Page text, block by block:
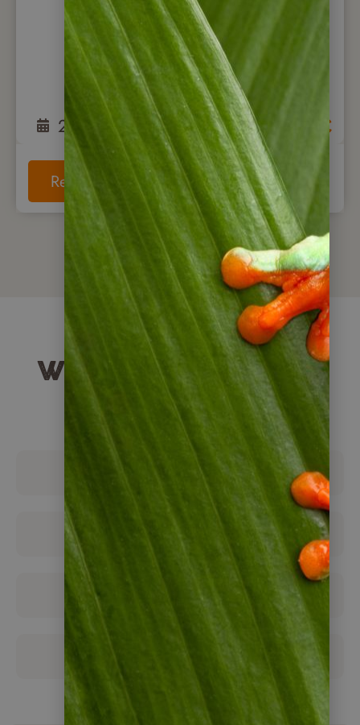
Hängebrücken
20 Tage ab3.750 €
Reise anschauen
Weitere Reisearten
für Panama
Individualreisen
Gruppenreisen
Reisebausteine
Boots & Segeltouren